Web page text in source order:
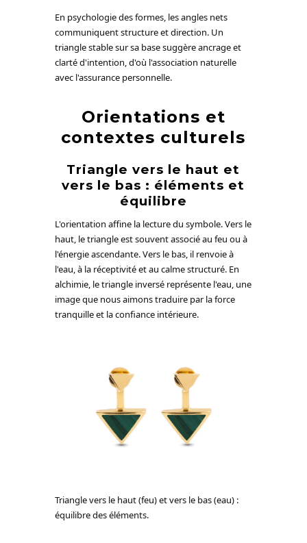
En psychologie des formes, les angles nets
communiquent structure et direction. Un
triangle stable sur sa base suggère ancrage et
clarté d'intention, d'où l'association naturelle
avec l'assurance personnelle.
Orientations et
contextes culturels
Triangle vers le haut et
vers le bas : éléments et
équilibre
L'orientation affine la lecture du symbole. Vers le
haut, le triangle est souvent associé au feu ou à
l'énergie ascendante. Vers le bas, il renvoie à
l'eau, à la réceptivité et au calme structuré. En
alchimie, le triangle inversé représente l'eau, une
image que nous aimons traduire par la force
tranquille et la confiance intérieure.
Triangle vers le haut (feu) et vers le bas (eau) :
équilibre des éléments.